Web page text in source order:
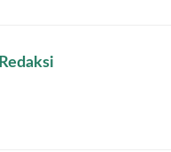
Redaksi